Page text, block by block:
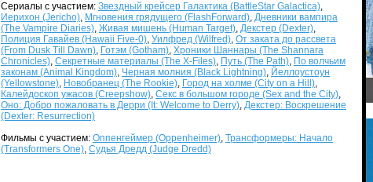
Сериалы с участием: Звездный крейсер Галактика (BattleStar Galactica),
Иерихон (Jericho), Мгновения грядущего (FlashForward), Дневники вампира
(The Vampire Diaries), Живая мишень (Human Target), Декстер (Dexter),
Полиция Гавайев (Hawaii Five-0), Уилфред (Wilfred), От заката до рассвета
(From Dusk Till Dawn), Готэм (Gotham), Хроники Шаннары (The Shannara
Chronicles), Секретные материалы (The X-Files), Путь (The Path), По волчьим
законам (Animal Kingdom), Черная молния (Black Lightning), Йеллоустоун
(Yellowstone), Новобранец (The Rookie), Город на холме (City on a Hill),
Калейдоскоп ужасов (Creepshow), Секс в большом городе (Sex and the City),
Оно: Добро пожаловать в Дерри (It: Welcome to Derry), Декстер: Воскрешение
(Dexter: Resurrection)
Фильмы с участием: Оппенгеймер (Oppenheimer), Трансформеры: Начало
(Transformers One), Судья Дредд (Judge Dredd)